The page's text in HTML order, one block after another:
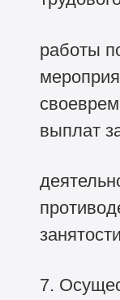
работы
выплат
7.